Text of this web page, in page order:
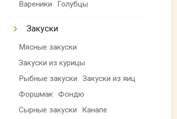
Вареники
Голубцы
Закуски
Мясные закуски
Закуски из курицы
Рыбные закуски
Закуски из яиц
Форшмак Фондю
Сырные закуски
Канапе